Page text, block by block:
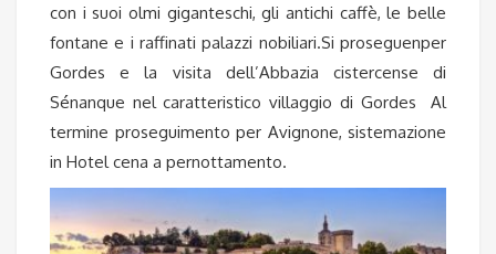
con i suoi olmi giganteschi, gli antichi caffè, le belle
fontane e i raffinati palazzi nobiliari.Si proseguenper
Gordes e la visita dell’Abbazia cistercense di
Sénanque nel caratteristico villaggio di Gordes
Al
termine proseguimento per Avignone, sistemazione
in Hotel cena a pernottamento.